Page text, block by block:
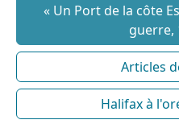
« Un Port de la côte
guerre,
Articles
Halifax à